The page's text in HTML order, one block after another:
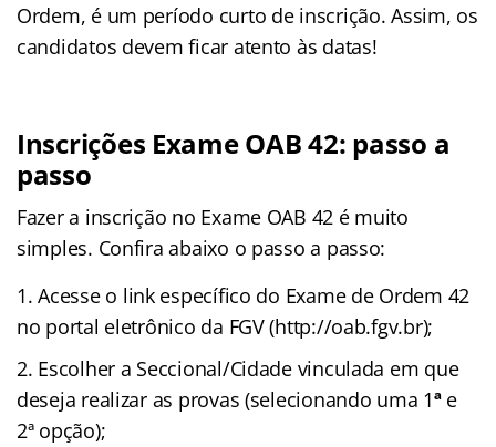
Ordem, é um período curto de inscrição. Assim, os
candidatos devem ficar atento às datas!
Inscrições Exame OAB 42: passo a
passo
Fazer a inscrição no Exame OAB 42 é muito
simples. Confira abaixo o passo a passo:
Acesse o link específico do Exame de Ordem 42
no portal eletrônico da FGV (http://oab.fgv.br);
Escolher a Seccional/Cidade vinculada em que
deseja realizar as provas (selecionando uma 1ªe
2ª opção);